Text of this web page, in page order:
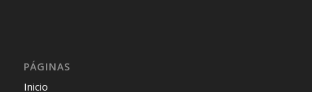
PÁGINAS
Inicio